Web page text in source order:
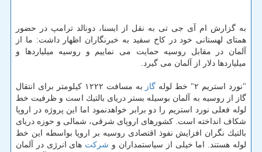
به گزارش ام آی جی تی به نقل از ایسنا، دونالد ترامپ در حضور
همتای لهستانی خود در كاخ سفید به خبرنگاران اظهار داشت: ما از
آلمان در مقابل روسیه حمایت می نماییم و روسیه میلیاردها و
میلیاردها دلار از آلمان می گیرد.
"نورد استریم ۲" خط لوله گاز
به مسافت ۱۲۲۲ كیلومتر برای انتقال
گاز از روسیه به آلمان بوسیله بستر دریای بالتیك است و ظرفیت خط
لوله فعلی نورد استریم را دو برابر خواهدنمود اما این پروژه در اروپا
شكاف انداخته است. كشورهای اروپای شرقی، شمالی و حوزه دریای
بالتیك نگران افزایش نفوذ اقتصادی روسیه بر اروپا بواسطه این خط
لوله هستند. اما خیلی از سیاستمداران و شركت های انرژی در آلمان